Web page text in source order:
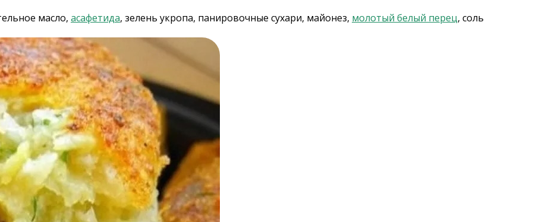
масло, асафетида, зелень укропа, панировочные сухари, майонез, молотый белый перец, соль